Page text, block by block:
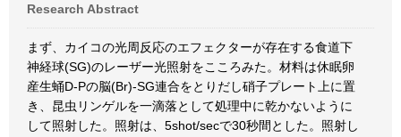
Research Abstract
まず、カイコの光周反応のエフェクターが存在する食道下
神経球(SG)のレーザー光照射をこころみた。材料は休眠卵
産生蛹D-Pの脳(Br)-SG連合をとりだし硝子プレート上に置
き、昆虫リンゲルを一滴落として処理中に乾かないように
して照射した。照射は、5shot/secで30秒間とした。照射し